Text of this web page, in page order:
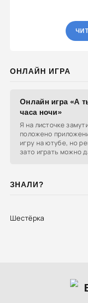
ОНЛАЙН ИГРА
Онлайн игра «А
часа ночи»
Я на листочке
положено
игру на ютубе, но
зато играть можно
ЗНАЛИ?
Шестёрка